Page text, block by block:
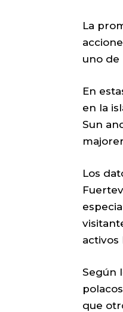
La
uno de
En
en la
Sun
Los
activos
Según
que